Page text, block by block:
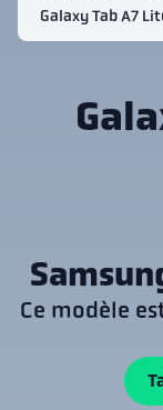
Galaxy Tab A7
Ce modèle